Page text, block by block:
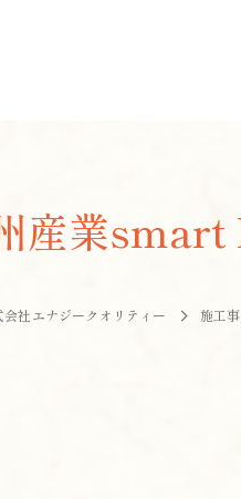
業smart
社エナジークオリティー 施工